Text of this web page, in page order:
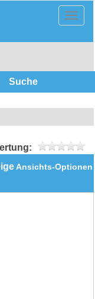
Suche
Ansichts-Optionen